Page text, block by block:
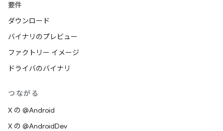
要件
ダウンロード
バイナリのプレビュー
ファクトリー イメージ
ドライバのバイナリ
つながる
X の @Android
X の @AndroidDev